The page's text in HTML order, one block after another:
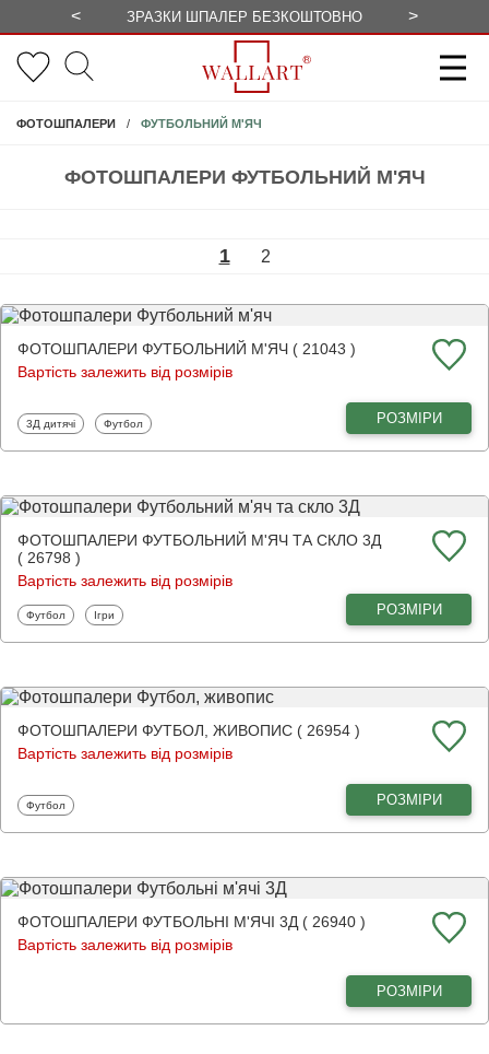
< ЗРАЗКИ ШПАЛЕР БЕЗКОШТОВНО >
ФОТОШПАЛЕРИ ФУТБОЛЬНИЙ М'ЯЧ
ФОТОШПАЛЕРИ ФУТБОЛЬНИЙ М'ЯЧ
1 2
ФОТОШПАЛЕРИ ФУТБОЛЬНИЙ М'ЯЧ ( 21043 )
Вартість залежить від розмірів
Фотошпалери
3Д дитячі Фотошпалери
Футбол РОЗМІРИ
ФОТОШПАЛЕРИ ФУТБОЛЬНИЙ М'ЯЧ ТА СКЛО 3Д
( 26798 )
Вартість залежить від розмірів
Фотошпалери
Футбол Фотошпалери
Ігри РОЗМІРИ
ФОТОШПАЛЕРИ ФУТБОЛ, ЖИВОПИС ( 26954 )
Вартість залежить від розмірів
Фотошпалери
Футбол РОЗМІРИ
ФОТОШПАЛЕРИ ФУТБОЛЬНІ М'ЯЧІ 3Д ( 26940 )
Вартість залежить від розмірів
РОЗМІРИ